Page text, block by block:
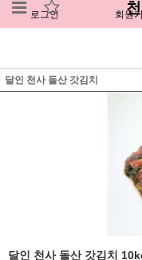
로그인 회원
달인 천사 돌산 갓김치
달인 천사 돌산 갓김치